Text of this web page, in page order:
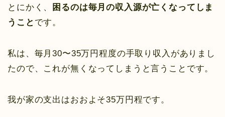
とにかく、
困るのは毎月の収入源が亡くなってしま
うこと です。
私は、毎月30〜35万円程度の手取り収入がありまし
たので、これが無くなってしまうと言うことです。
我が家の支出はおおよそ35万円程です。